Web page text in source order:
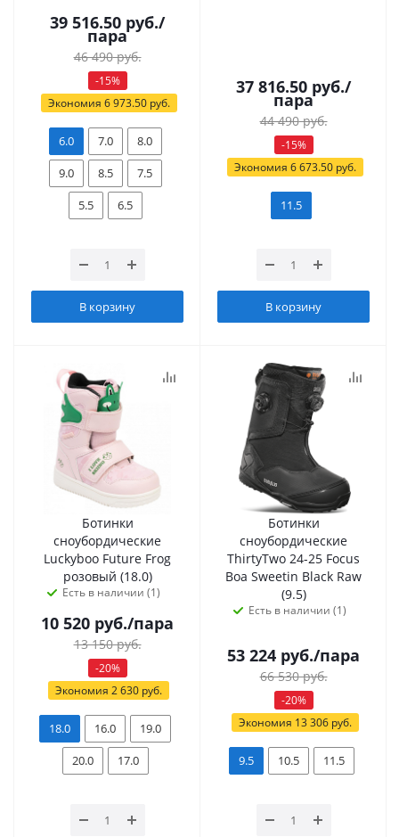
39 516.50 руб./
пара
46 490руб.
-15%
Экономия 6 973.50руб.
6.0 7.0
8.0
9.0
8.5
7.5
5.5
6.5
В корзину
37 816.50 руб./
пара
44 490руб.
-15%
Экономия 6 673.50руб.
11.5
В корзину
Ботинки
сноубордические
Luckyboo Future Frog
розовый (18.0)
Есть в наличии (1)
10 520 руб./пара
13 150руб.
-20%
Экономия 2 630 руб.
18.0 16.0
19.0
20.0
17.0
Ботинки
сноубордические
ThirtyTwo 24-25 Focus
Boa Sweetin Black Raw
(9.5)
Есть в наличии (1)
53 224 руб./пара
66 530руб.
-20%
Экономия 13 306руб.
9.5 10.5 11.5